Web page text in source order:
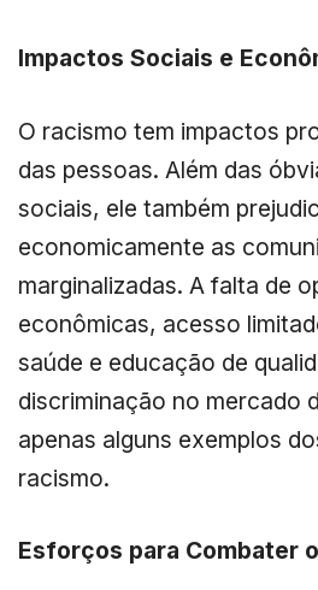
Impactos Sociais e
O racismo tem impactos
das pessoas. Além das
sociais, ele também
economicamente as
marginalizadas. A falta de
econômicas, acesso
saúde e educação de
discriminação no mercado
apenas alguns exemplos
racismo.
Esforços para Combater